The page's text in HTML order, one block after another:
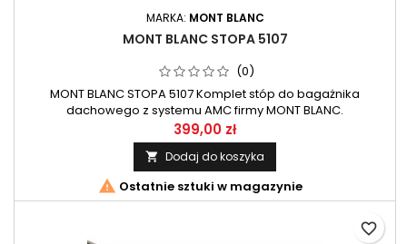
MARKA: MONT BLANC
MONT BLANC STOPA 5107
(0)
MONT BLANC STOPA 5107 Komplet stóp do bagażnika
dachowego z systemu AMC firmy MONT BLANC.
399,00 zł
 Dodaj do koszyka
 Ostatnie sztuki w magazynie
favorite_border